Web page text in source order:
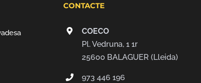
CONTACTE
COECO
Pl. Vedruna, 1 1r
25600 BALAGUER (Lleida)
973 446 196